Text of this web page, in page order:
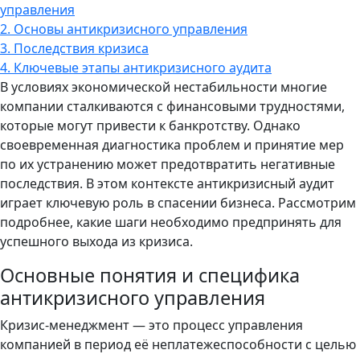
управления
2. Основы антикризисного управления
3. Последствия кризиса
4. Ключевые этапы антикризисного аудита
В условиях экономической нестабильности многие
компании сталкиваются с финансовыми трудностями,
которые могут привести к банкротству. Однако
своевременная диагностика проблем и принятие мер
по их устранению может предотвратить негативные
последствия. В этом контексте антикризисный аудит
играет ключевую роль в спасении бизнеса. Рассмотрим
подробнее, какие шаги необходимо предпринять для
успешного выхода из кризиса.
Основные понятия и специфика
антикризисного управления
Кризис-менеджмент — это процесс управления
компанией в период её неплатежеспособности с целью